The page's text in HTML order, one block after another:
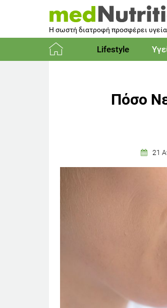
Η σωστή διατροφή προσφέρει υγεία
Lifestyle
Πόσο
21